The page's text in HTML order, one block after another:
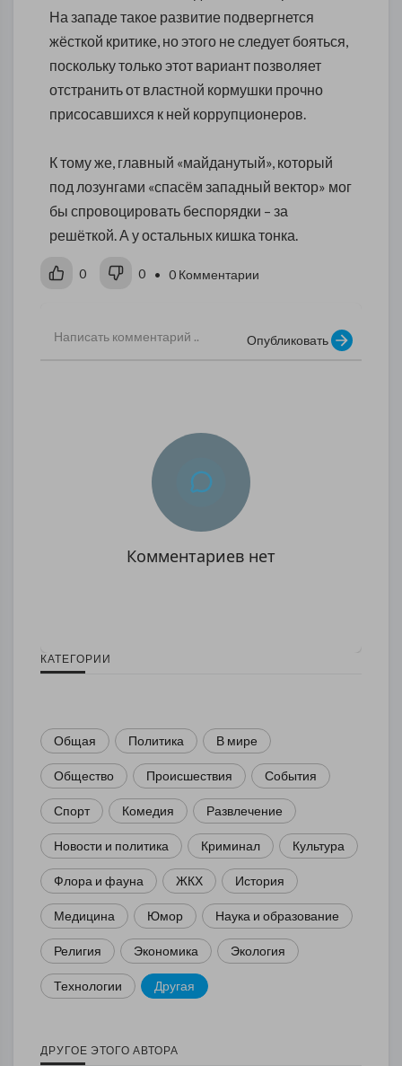
На западе такое развитие подвергнется
жёсткой критике, но этого не следует бояться,
поскольку только этот вариант позволяет
отстранить от властной кормушки прочно
присосавшихся к ней коррупционеров.
К тому же, главный «майданутый», который
под лозунгами «спасём западный вектор» мог
бы спровоцировать беспорядки – за
решёткой. А у остальных кишка тонка.
0 0 • 0 Комментарии
Опубликовать
Комментариев нет
КАТЕГОРИИ
Общая Политика В мире
Общество Происшествия События
Спорт Комедия Развлечение
Новости и политика Криминал Культура
Флора и фауна ЖКХ История
Медицина Юмор Наука и образование
Религия Экономика Экология
Технологии Другая
ДРУГОЕ ЭТОГО АВТОРА